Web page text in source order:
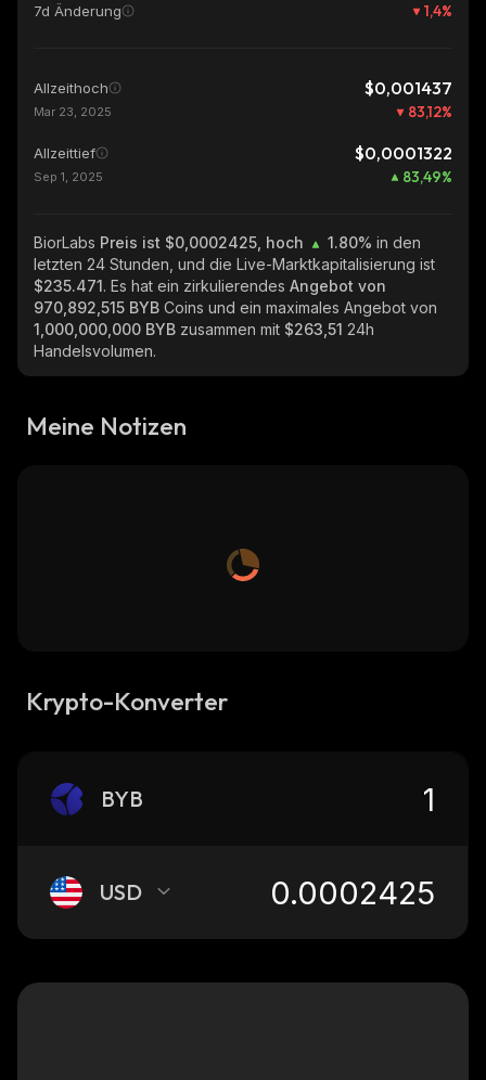
7d Änderung 1,4%
Allzeithoch $0,001437
Mar 23, 2025 83,12%
Allzeittief $0,0001322
Sep 1, 2025 83,49%
BiorLabs Preis ist $0,0002425, hoch 1.80% in den
letzten 24 Stunden, und die Live-Marktkapitalisierung ist
$235.471. Es hat ein zirkulierendes Angebot von
970,892,515 BYB Coins und ein maximales Angebot von
1,000,000,000 BYB zusammen mit $263,51 24h
Handelsvolumen.
Meine Notizen
Krypto-Konverter
BYB
USD